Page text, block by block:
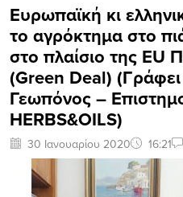
Ευρωπαϊκή κι
το αγρόκτημα στο
στο πλαίσιο της EU
(Green Deal)
Γεωπόνος –
HERBS&OILS)
30 Ιανουαρίου 2020 16:21